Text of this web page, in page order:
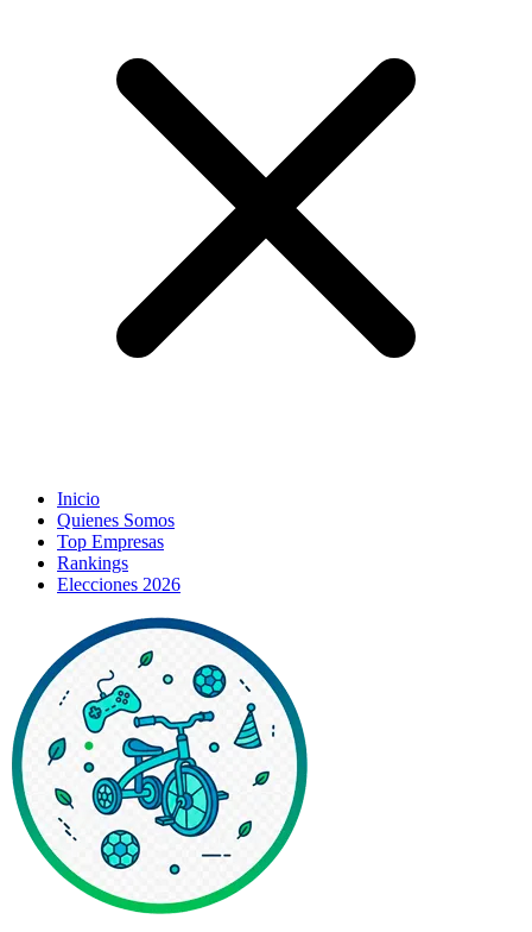
Inicio
Quienes Somos
Top Empresas
Rankings
Elecciones 2026